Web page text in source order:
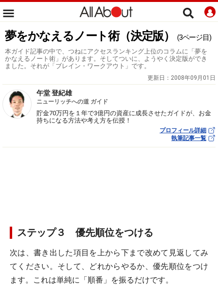
夢をかなえるノート術（決定版） (3ページ目)
本ガイド記事の中で、つねにアクセスランキング上位のコラムに「夢を
かなえるノート術」があります。そしてついに、ようやく決定版ができ
ました。それが「ブレイン・ワークアウト」です。
更新日： 2008年09月01日
午堂 登紀雄
ニューリッチへの道 ガイド
貯金70万円を１年で3億円の資産に成長させたガイドが、お金
持ちになる方法や考え方を伝授！
プロフィール詳細
執筆記事一覧
ステップ３ 優先順位をつける
次は、書き出した項目を上から下まで改めて見返してみ
てください。そして、どれからやるか、優先順位をつけ
ます。これは単純に「順番」を振るだけです。